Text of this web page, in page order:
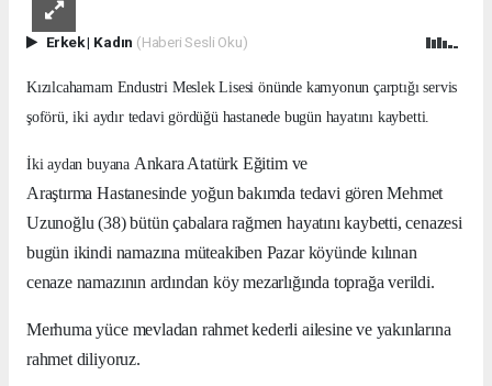
Erkek| Kadın (Haberi Sesli Oku)
Kızılcahamam Endustri Meslek Lisesi önünde kamyonun çarptığı servis
şoförü, iki aydır tedavi gördüğü hastanede bugün hayatını kaybetti.
İki aydan buyana Ankara Atatürk Eğitim ve
Araştırma Hastanesinde yoğun bakımda tedavi gören Mehmet
Uzunoğlu (38) bütün çabalara rağmen hayatını kaybetti, cenazesi
bugün ikindi namazına müteakiben Pazar köyünde kılınan
cenaze namazının ardından köy mezarlığında toprağa verildi.
Merhuma yüce mevladan rahmet kederli ailesine ve yakınlarına
rahmet diliyoruz.